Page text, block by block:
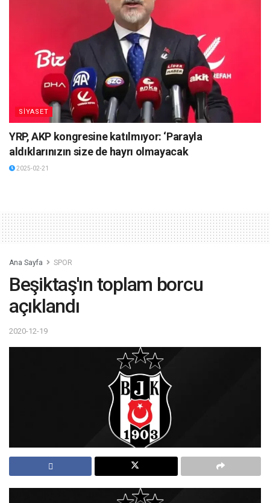
SİYASET
YRP, AKP kongresine katılmıyor: ‘Parayla
aldıklarınızın size de hayrı olmayacak
2025-02-21
Ana Sayfa SPOR
Beşiktaş'ın toplam borcu
açıklandı
2020-12-19